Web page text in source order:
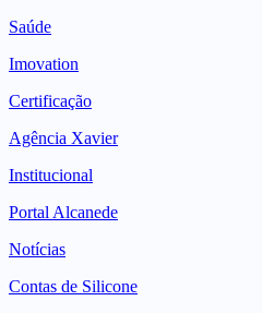
Saúde
Imovation
Certificação
Agência Xavier
Institucional
Portal Alcanede
Notícias
Contas de Silicone